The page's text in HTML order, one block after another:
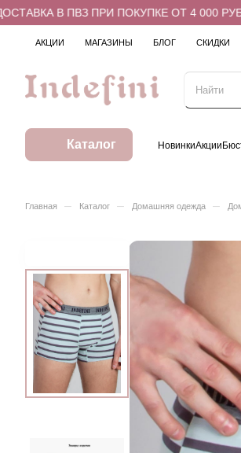
В ПВЗ ПРИ ПОКУПКЕ ОТ 4 000
АКЦИИ МАГАЗИНЫ БЛОГ СКИДКИ
Каталог НовинкиАкции
Главная – Каталог – Домашняя одежда –